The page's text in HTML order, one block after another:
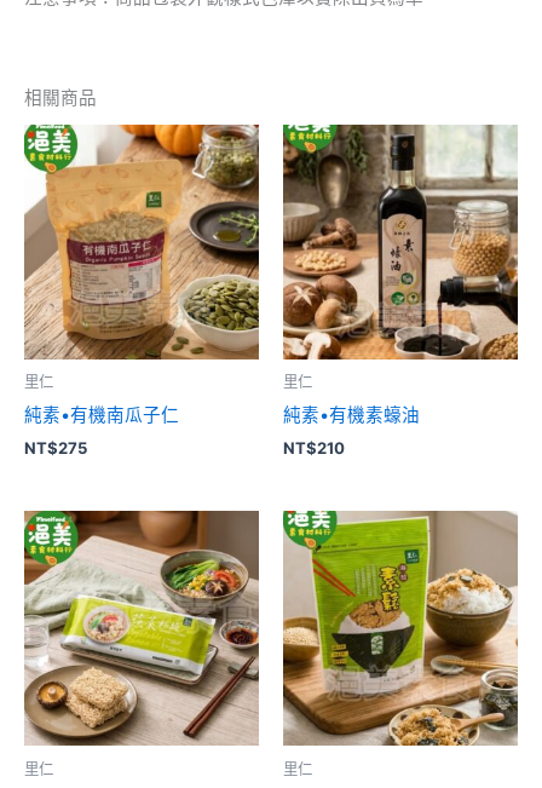
相關商品
里仁
純素•有機南瓜子仁
NT$275
里仁
純素•有機素蠔油
NT$210
里仁 里仁